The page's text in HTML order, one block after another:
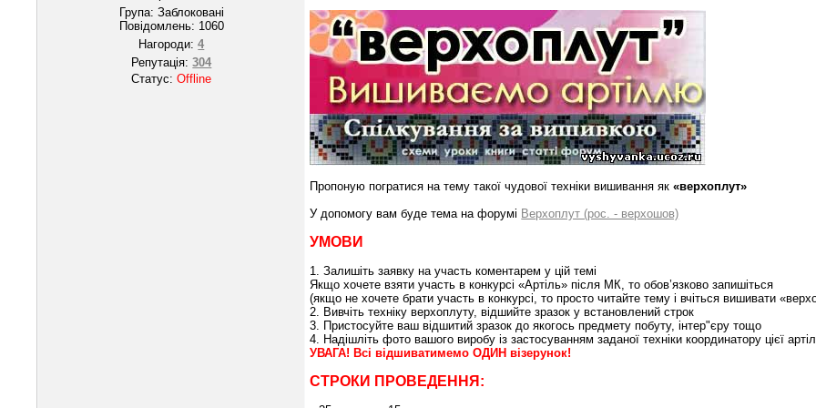
Група: Заблоковані
Повідомлень: 1060
Нагороди:4
Репутація:304
Статус:Offline
Пропоную погратися на тему такої чудової техніки вишивання як«верхоплут»
У допомогу вам буде тема на форумі Верхоплут (рос. - верхошов)
УМОВИ
1. Залишіть заявку на участь коментарем у цій темі
Якщо хочете взяти участь в конкурсі «Артіль» після МК, то обов’язково запишіться
(якщо не хочете брати участь в конкурсі, то просто читайте тему і вчіться вишивати
2. Вивчіть техніку верхоплуту, відшийте зразок у встановлений строк
3. Пристосуйте ваш відшитий зразок до якогось предмету побуту, інтер"єру тощо
4. Надішліть фото вашого виробу із застосуванням заданої техніки координатору цієї
УВАГА! Всі відшиватимемо ОДИН візерунок!
СТРОКИ ПРОВЕДЕННЯ: